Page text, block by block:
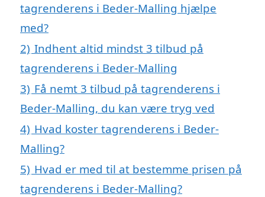
tagrenderens i Beder-Malling hjælpe
med?
2) Indhent altid mindst 3 tilbud på
tagrenderens i Beder-Malling
3) Få nemt 3 tilbud på tagrenderens i
Beder-Malling, du kan være tryg ved
4) Hvad koster tagrenderens i Beder-
Malling?
5) Hvad er med til at bestemme prisen på
tagrenderens i Beder-Malling?